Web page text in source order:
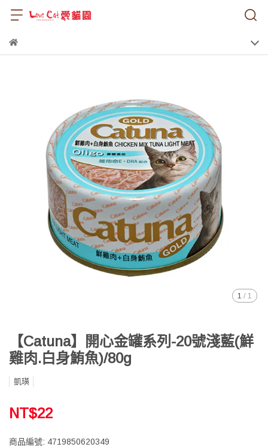
1 / 1
【Catuna】開心金罐系列-20號淺藍(鮮
雞肉.白身鮪魚)/80g
凱璜
NT$22
商品編號: 4719850620349